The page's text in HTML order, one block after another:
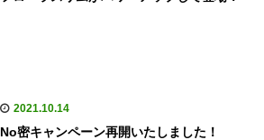
2021.10.14
No密キャンペーン再開いたしました！